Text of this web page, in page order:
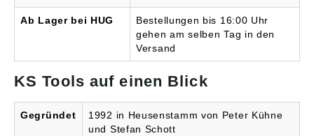
Ab Lager bei HUG
Bestellungen bis 16:00 Uhr
gehen am selben Tag in den
Versand
KS Tools auf einen Blick
Gegründet
1992 in Heusenstamm von Peter Kühne
und Stefan Schott